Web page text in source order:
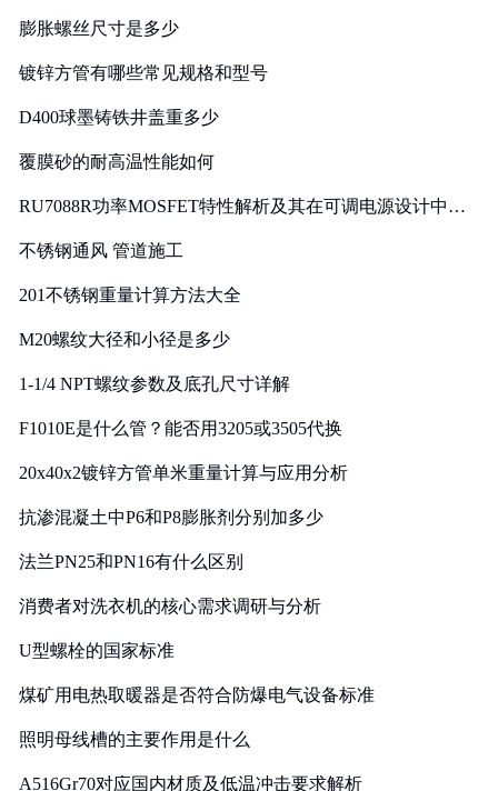
膨胀螺丝尺寸是多少
镀锌方管有哪些常见规格和型号
D400球墨铸铁井盖重多少
覆膜砂的耐高温性能如何
RU7088R功率MOSFET特性解析及其在可调电源设计中的
不锈钢通风 管道施工
201不锈钢重量计算方法大全
M20螺纹大径和小径是多少
1-1/4 NPT螺纹参数及底孔尺寸详解
F1010E是什么管？能否用3205或3505代换
20x40x2镀锌方管单米重量计算与应用分析
抗渗混凝土中P6和P8膨胀剂分别加多少
法兰PN25和PN16有什么区别
消费者对洗衣机的核心需求调研与分析
U型螺栓的国家标准
煤矿用电热取暖器是否符合防爆电气设备标准
照明母线槽的主要作用是什么
A516Gr70对应国内材质及低温冲击要求解析